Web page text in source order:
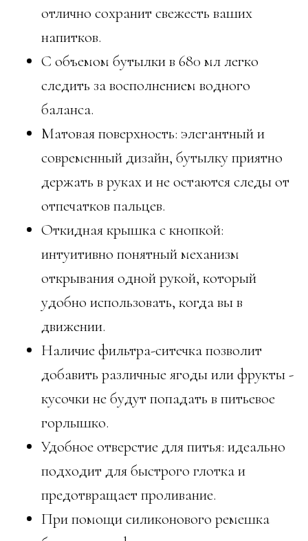
отлично сохранит свежесть ваших
напитков.
С объемом бутылки в 680 мл легко
следить за восполнением водного
баланса.
Матовая поверхность: элегантный и
современный дизайн, бутылку приятно
держать в руках и не остаются следы от
отпечатков пальцев.
Откидная крышка с кнопкой:
интуитивно понятный механизм
открывания одной рукой, который
удобно использовать, когда вы в
движении.
Наличие фильтра-ситечка позволит
добавить различные ягоды или фрукты -
кусочки не будут попадать в питьевое
горлышко.
Удобное отверстие для питья: идеально
подходит для быстрого глотка и
предотвращает проливание.
При помощи силиконового ремешка